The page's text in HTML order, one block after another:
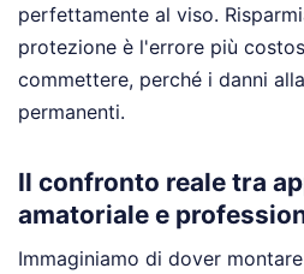
perfettamente al viso.
protezione è l'errore più
commettere, perché i danni
permanenti.
Il confronto reale tra
amatoriale e
Immaginiamo di dover